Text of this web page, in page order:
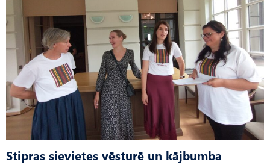
Stipras sievietes vēsturē un kājbumba